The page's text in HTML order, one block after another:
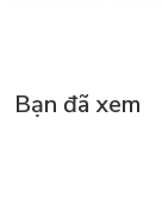
Khác với những
hiện tượng theo
như thế nào" đưa
Qua các mẩu
Bạn đã xem